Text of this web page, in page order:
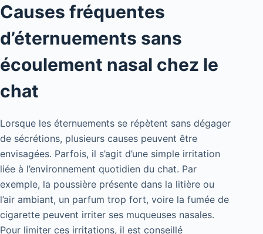
Causes fréquentes
d’éternuements sans
écoulement nasal chez le
chat
Lorsque les éternuements se répètent sans dégager
de sécrétions, plusieurs causes peuvent être
envisagées. Parfois, il s’agit d’une simple irritation
liée à l’environnement quotidien du chat. Par
exemple, la poussière présente dans la litière ou
l’air ambiant, un parfum trop fort, voire la fumée de
cigarette peuvent irriter ses muqueuses nasales.
Pour limiter ces irritations, il est conseillé